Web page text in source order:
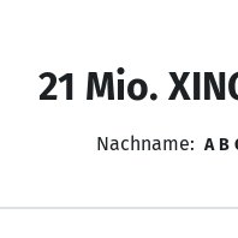
21 Mio.
Nachname: A B